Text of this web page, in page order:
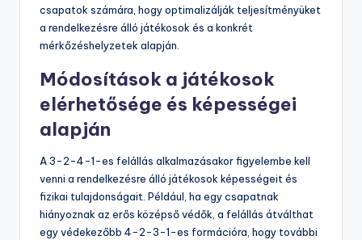
csapatok számára, hogy optimalizálják teljesítményüket
a rendelkezésre álló játékosok és a konkrét
mérkőzéshelyzetek alapján.
Módosítások a játékosok
elérhetősége és képességei
alapján
A 3-2-4-1-es felállás alkalmazásakor figyelembe kell
venni a rendelkezésre álló játékosok képességeit és
fizikai tulajdonságait. Például, ha egy csapatnak
hiányoznak az erős középső védők, a felállás átválthat
egy védekezőbb 4-2-3-1-es formációra, hogy további